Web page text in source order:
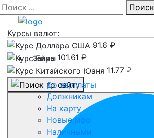
Поиск
Курсы валют:
91.6 ₽
101.61 ₽
11.77 ₽
Займы
До зарплаты
Должникам
На карту
Новые мфо
Наличными